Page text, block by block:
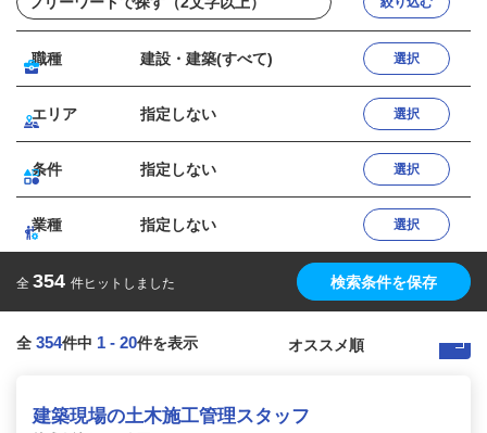
職種 建設・建築(すべて) 選択
エリア 指定しない 選択
条件 指定しない 選択
業種 指定しない 選択
全 354 件ヒットしました 検索条件を保存
全 354件中 1 - 20件を表示
建築現場の土木施工管理スタッフ